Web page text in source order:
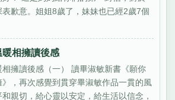
歉意。姐姐8歲了，妹妹也已經2歲7個
相擁讀後感
擁讀後感（一） 讀畢淑敏新書《願你
，再次感覺到貫穿畢淑敏作品一貫的風
親切，給心靈以安定，給生活以信念，